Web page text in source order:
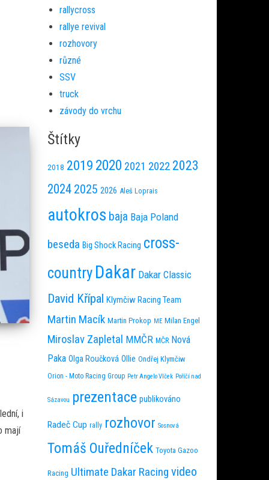
i
mají
rallycross
rallye revival
rozhovory
různé
SSV
truck
závody do vrchu
Štítky
2018 2019 2020 2021 2022 2023
2024 2025 2026 Aleš Loprais
autokros baja Baja Poland
beseda Big Shock Racing cross-
country Dakar Dakar Classic
David Křípal Klymčiw Racing Team
Martin Macík Martin Prokop ME Milan Engel
Miroslav Zapletal MMČR MČR Nová
Paka Olga Roučková Ollie Ondřej Klymčiw
Orion - Moto Racing Group Petr Angelo Vlček Poříčí nad
Sázavou prezentace publikováno
Radeč Cup rally rozhovor Sosnová
Tomáš Ouředníček Toyota Gazoo
Racing Ultimate Dakar Racing video